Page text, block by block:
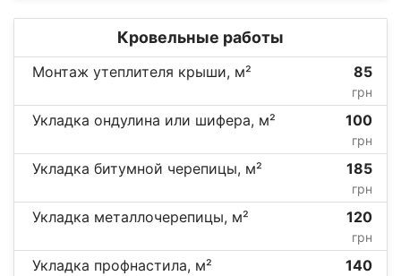
Кровельные работы
Монтаж утеплителя крыши, м² 85
грн
Укладка ондулина или шифера, м² 100
грн
Укладка битумной черепицы, м² 185
грн
Укладка металлочерепицы, м² 120
грн
Укладка профнастила, м² 140